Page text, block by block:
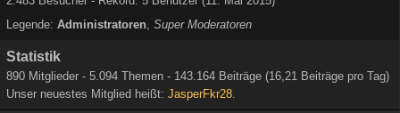
Legende: Administratoren Super Moderatoren
Statistik
890 Mitglieder - 5.094 Themen - 143.164 Beiträge (16,21 Beiträge pro Tag)
Unser neuestes Mitglied heißt: JasperFkr28.